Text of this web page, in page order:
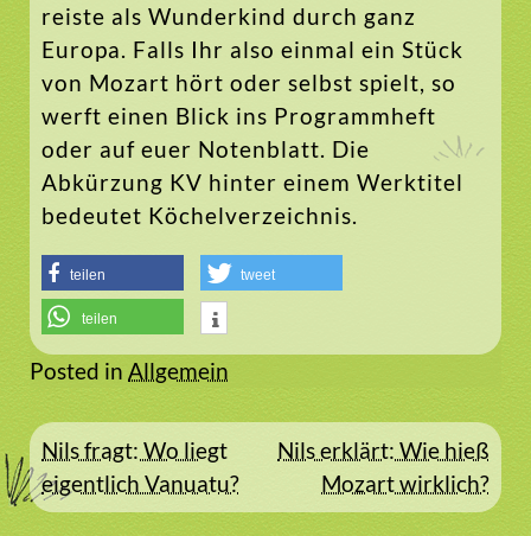
reiste als Wunderkind durch ganz
Europa. Falls Ihr also einmal ein Stück
von Mozart hört oder selbst spielt, so
werft einen Blick ins Programmheft
oder auf euer Notenblatt. Die
Abkürzung KV hinter einem Werktitel
bedeutet Köchelverzeichnis.
teilen tweet
teilen
Posted in Allgemein
Beitragsnavigation
Nils fragt: Wo liegt
eigentlich Vanuatu?
Nils erklärt: Wie hieß
Mozart wirklich?